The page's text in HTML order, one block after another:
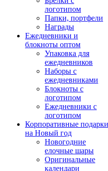
логотипом
Папки, портфели
Награды
Ежедневники и
блокноты оптом
Упаковка для
ежедневников
Наборы с
ежедневниками
Блокноты с
логотипом
Ежедневники с
логотипом
Корпоративные подарки
на Новый год
Новогодние
елочные шары
Оригинальные
календари